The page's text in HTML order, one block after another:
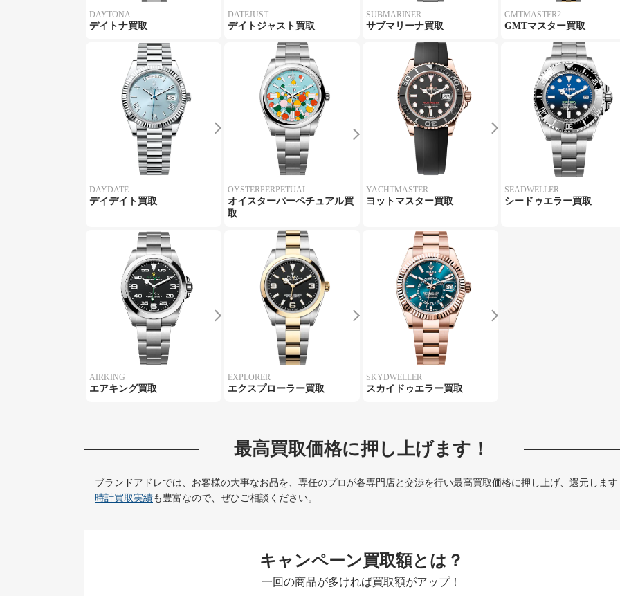
DAYTONA
デイトナ買取
DATEJUST
デイトジャスト買取
SUBMARINER
サブマリーナ買取
GMTMASTER2
GMTマスター買取
DAYDATE
デイデイト買取
OYSTERPERPETUAL
オイスターパーペチュアル買
取
YACHTMASTER
ヨットマスター買取
SEADWELLER
シードゥエラー買取
AIRKING
エアキング買取
EXPLORER
エクスプローラー買取
SKYDWELLER
スカイドゥエラー買取
最高買取価格に押し上げます！
ブランドアドレでは、お客様の大事なお品を、専任のプロが各専門店と交渉を行い最高買取価格に押し上げ、還元します
時計買取実績も豊富なので、ぜひご相談ください。
キャンペーン買取額とは？
一回の商品が多ければ買取額がアップ！